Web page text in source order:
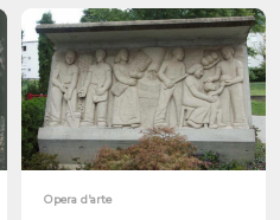
Opera d'arte